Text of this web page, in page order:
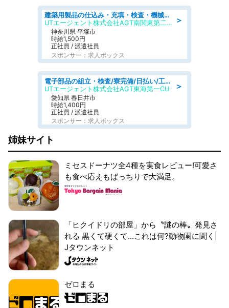
＞
建築用製品の仕込み・充填・検査・機械操作/寮完備/日払い/工場・製造
UTエージェント株式会社AGT南関東第二CU
神奈川県 平塚市
時給1,500円
正社員 / 派遣社員
スポンサー：求人ボックス
＞
電子部品の組立・検査/寮完備/日払い/工場・製造
UTエージェント株式会社AGT東海第一CU
愛知県 春日井市
時給1,400円
正社員 / 派遣社員
スポンサー：求人ボックス
姉妹サイト
ミセスドーナツ全4種を実食レビュー!可愛さ
も食べ応えもばっちりで大満足。
「ヒクイドリの部屋」から〝謎の棒〟発見さ
れる 黒くて硬くて...これは何?動物園に聞く|
Jタウンネット
ゼロまる